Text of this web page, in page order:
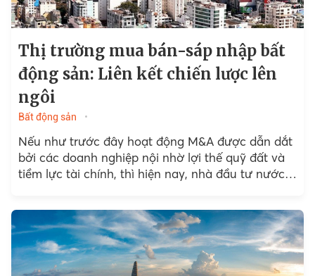
Thị trường mua bán-sáp nhập bất
động sản: Liên kết chiến lược lên
ngôi
Bất động sản
Nếu như trước đây hoạt động M&A được dẫn dắt
bởi các doanh nghiệp nội nhờ lợi thế quỹ đất và
tiềm lực tài chính, thì hiện nay, nhà đầu tư nước